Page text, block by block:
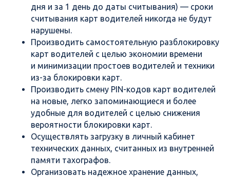
дня и за 1 день до даты считывания) — сроки
считывания карт водителей никогда не будут
нарушены.
Производить самостоятельную разблокировку
карт водителей с целью экономии времени
и минимизации простоев водителей и техники
из-за блокировки карт.
Производить смену PIN-кодов карт водителей
на новые, легко запоминающиеся и более
удобные для водителей с целью снижения
вероятности блокировки карт.
Осуществлять загрузку в личный кабинет
технических данных, считанных из внутренней
памяти тахографов.
Организовать надежное хранение данных,